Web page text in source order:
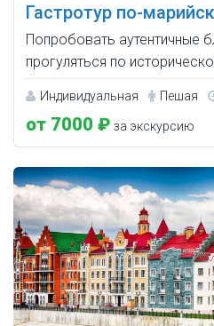
Гастротур по-
Попробовать аутентичные
прогуляться по
Индивидуальная Пешая
от 7000 ₽ за экскурсию